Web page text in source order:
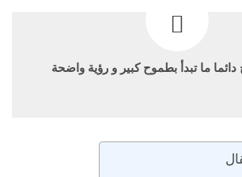
ما تبدأ بطموح كبير و رؤية واضحة